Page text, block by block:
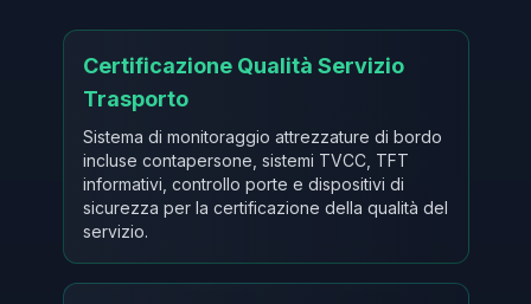
Certificazione Qualità Servizio
Trasporto
Sistema di monitoraggio attrezzature di bordo
incluse contapersone, sistemi TVCC, TFT
informativi, controllo porte e dispositivi di
sicurezza per la certificazione della qualità del
servizio.